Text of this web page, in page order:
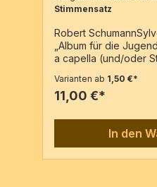
Stimmensatz
Robert
„Album für die
a capella (und/oder
für die Jugend“
„Sylvesterlied“ liegt
Hofmann v.
Neufassung ist
Streichorchester
ausführbar.
Varianten ab 1,50 €*
11,00 €*
In den